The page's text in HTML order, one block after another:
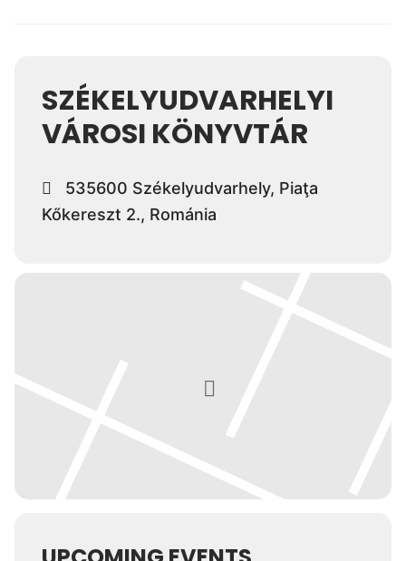
SZÉKELYUDVARHELYI
VÁROSI KÖNYVTÁR
535600 Székelyudvarhely, Piaţa
Kőkereszt 2., Románia